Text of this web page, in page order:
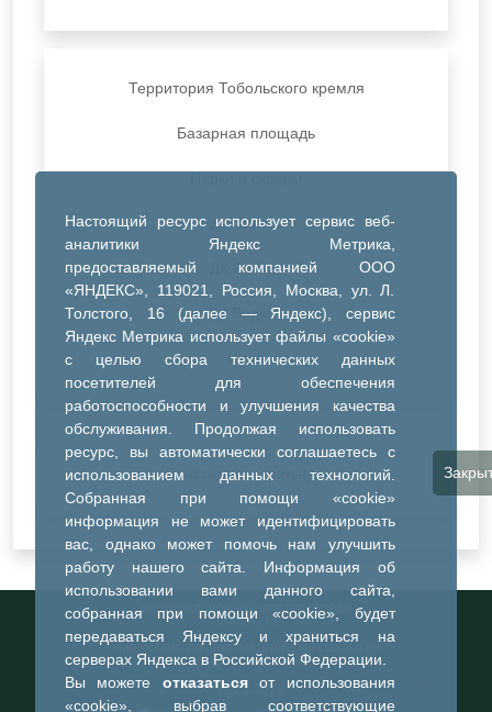
Настоящий ресурс использует сервис веб-
аналитики Яндекс Метрика,
предоставляемый компанией ООО
«ЯНДЕКС», 119021, Россия, Москва, ул. Л.
Толстого, 16 (далее — Яндекс), сервис
Яндекс Метрика использует файлы «cookie»
с целью сбора технических данных
посетителей для обеспечения
работоспособности и улучшения качества
обслуживания. Продолжая использовать
ресурс, вы автоматически соглашаетесь с
использованием данных технологий.
Собранная при помощи «cookie»
информация не может идентифицировать
вас, однако может помочь нам улучшить
работу нашего сайта. Информация об
использовании вами данного сайта,
собранная при помощи «cookie», будет
передаваться Яндексу и храниться на
серверах Яндекса в Российской Федерации.
Вы можете отказатьсяот использования
«cookie», выбрав соответствующие
Территория Тобольского кремля
Базарная площадь
ДК Синтез
ДК Речник
ДК Водник
Иное
Очистить все фильтры
Информационный портал города
Тобольска
При использовании материалов ссылка на
портал обязательна
©2023-2026